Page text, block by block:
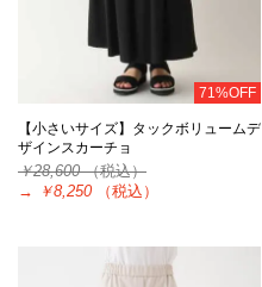
71%OFF
【小さいサイズ】タックボリュームデ
ザインスカーチョ
￥28,600（税込）
→
￥8,250 （税込）